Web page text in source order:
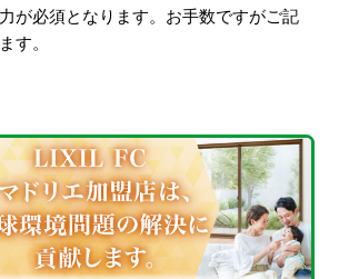
が必須となります。お手数ですがご記
す。